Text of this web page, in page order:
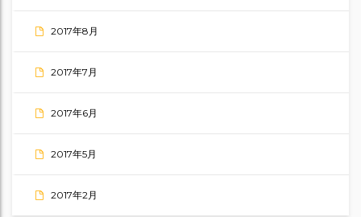
2017年8月
2017年7月
2017年6月
2017年5月
2017年2月